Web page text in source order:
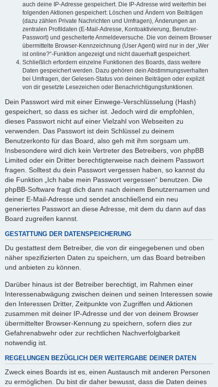
auch deine IP-Adresse gespeichert. Die IP-Adresse wird weiterhin bei
folgenden Aktionen gespeichert: Löschen und Ändern von Beiträgen
(dazu zählen Private Nachrichten und Umfragen), Änderungen an
zentralen Profildaten (E-Mail-Adresse, Kontoaktivierung, Benutzer-
Passwort) und gescheiterte Anmeldeversuche. Die von deinem Browser
übermittelte Browser-Kennzeichnung (User Agent) wird nur in der „Wer
ist online?“-Funktion angezeigt und nicht dauerhaft gespeichert.
Schließlich erfordern einzelne Funktionen des Boards, dass weitere
Daten gespeichert werden. Dazu gehören dein Abstimmungsverhalten
bei Umfragen, der Gelesen-Status von deinen Beiträgen oder explizit
von dir gesetzte Lesezeichen oder Benachrichtigungsfunktionen.
Dein Passwort wird mit einer Einwege-Verschlüsselung (Hash)
gespeichert, so dass es sicher ist. Jedoch wird dir empfohlen,
dieses Passwort nicht auf einer Vielzahl von Webseiten zu
verwenden. Das Passwort ist dein Schlüssel zu deinem
Benutzerkonto für das Board, also geh mit ihm sorgsam um.
Insbesondere wird dich kein Vertreter des Betreibers, von phpBB
Limited oder ein Dritter berechtigterweise nach deinem Passwort
fragen. Solltest du dein Passwort vergessen haben, so kannst du
die Funktion „Ich habe mein Passwort vergessen“ benutzen. Die
phpBB-Software fragt dich dann nach deinem Benutzernamen und
deiner E-Mail-Adresse und sendet anschließend ein neu
generiertes Passwort an diese Adresse, mit dem du dann auf das
Board zugreifen kannst.
GESTATTUNG DER DATENSPEICHERUNG
Du gestattest dem Betreiber, die von dir eingegebenen und oben
näher spezifizierten Daten zu speichern, um das Board betreiben
und anbieten zu können.
Darüber hinaus ist der Betreiber berechtigt, im Rahmen einer
Interessenabwägung zwischen deinen und seinen Interessen sowie
den Interessen Dritter, Zeitpunkte von Zugriffen und Aktionen
zusammen mit deiner IP-Adresse und der von deinem Browser
übermittelter Browser-Kennung zu speichern, sofern dies zur
Gefahrenabwehr oder zur rechtlichen Nachverfolgbarkeit
notwendig ist.
REGELUNGEN BEZÜGLICH DER WEITERGABE DEINER DATEN
Zweck eines Boards ist es, einen Austausch mit anderen Personen
zu ermöglichen. Du bist dir daher bewusst, dass die Daten deines